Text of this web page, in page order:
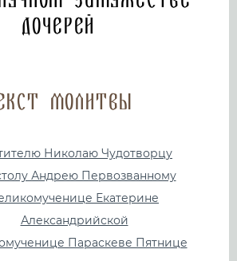
дочерей
молитвы
Николаю Чудотворцу
Андрею Первозванному
Екатерине
Александрийской
Параскеве Пятнице